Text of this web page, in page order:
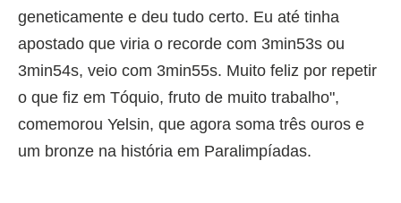
geneticamente e deu tudo certo. Eu até tinha
apostado que viria o recorde com 3min53s ou
3min54s, veio com 3min55s. Muito feliz por repetir
o que fiz em Tóquio, fruto de muito trabalho",
comemorou Yelsin, que agora soma três ouros e
um bronze na história em Paralimpíadas.